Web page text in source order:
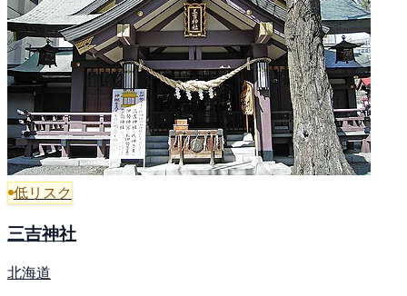
低リスク
三吉神社
北海道